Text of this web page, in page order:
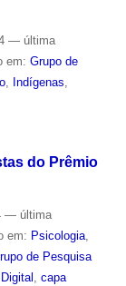
— última
em: Grupo de
, Indígenas
do Prêmio
— última
em: Psicologia,
de Pesquisa
, capa